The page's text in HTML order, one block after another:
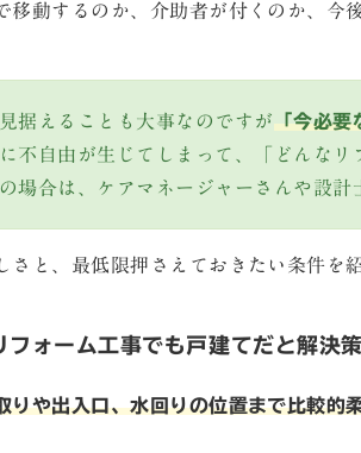
移動するのか、介助者が付くのか、
据えることも大事なのですが 「今必
不自由が生じてしまって、「どんな
場合は、ケアマネージャーさんや設
と、最低限押さえておきたい条件を
ォーム工事でも戸建てだと解決
りや出入口、水回りの位置まで比較的